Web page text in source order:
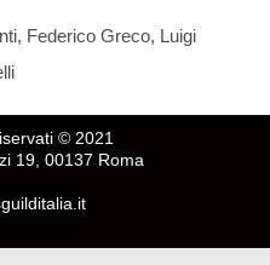
Federico Greco, Luigi
© 2021
19, 00137 Roma